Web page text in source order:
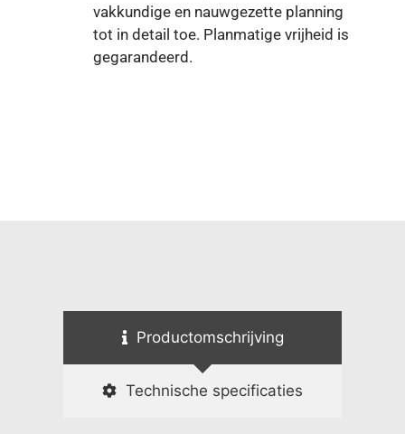
vakkundige en nauwgezette planning
tot in detail toe. Planmatige vrijheid is
gegarandeerd.
Productomschrijving
Technische specificaties